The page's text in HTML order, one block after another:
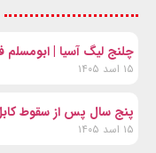
چلنج لیگ آسیا | ابومسلم
۱۵ اسد ۱۴۰۵
پنج سال پس از سقوط
۱۵ اسد ۱۴۰۵